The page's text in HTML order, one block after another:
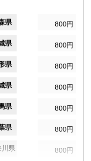
県 800円
県 800円
県 800円
県 800円
県 800円
県 800円
川県 800円